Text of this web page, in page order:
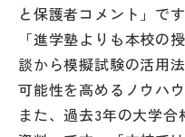
と保護者コメント」です
「進学塾よりも本校の
談から模擬試験の活用
可能性を高めるノウハ
また、過去3年の大学